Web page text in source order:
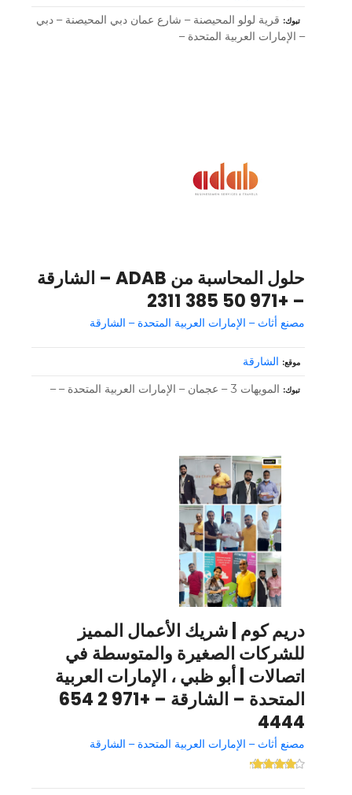
تبوك
قرية لولو المحيصنة – شارع عمان دبي المحيصنة – دبي
– الإمارات العربية المتحدة –
حلول المحاسبة من ADAB – الشارقة
– +971 50 385 2311
مصنع أثاث – الإمارات العربية المتحدة – الشارقة
موقع الشارقة
تبوك المويهات 3 – عجمان – الإمارات العربية المتحدة – –
دريم كوم | شريك الأعمال المميز
للشركات الصغيرة والمتوسطة في
اتصالات | أبو ظبي ، الإمارات العربية
المتحدة – الشارقة – +971 2 654
4444
مصنع أثاث – الإمارات العربية المتحدة – الشارقة